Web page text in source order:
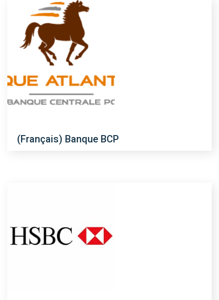
(Français) Banque BCP